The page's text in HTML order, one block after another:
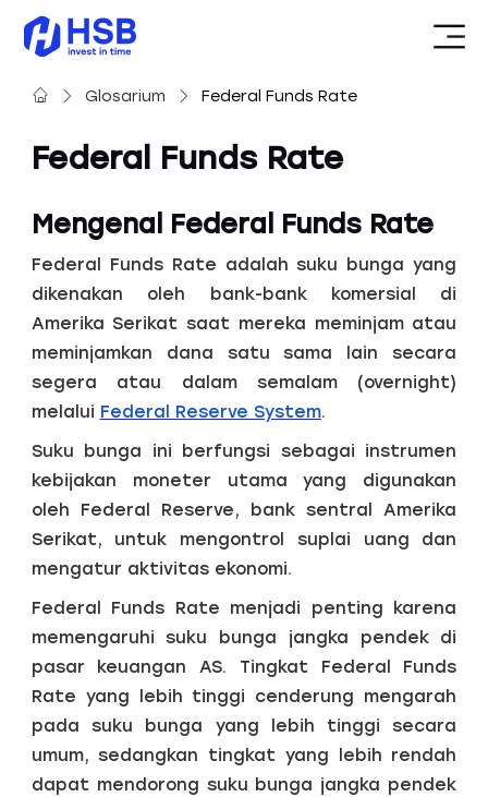
Glosarium Federal Funds Rate
Federal Funds Rate
Mengenal Federal Funds Rate
Federal Funds Rate adalah suku bunga yang
dikenakan oleh bank-bank komersial di
Amerika Serikat saat mereka meminjam atau
meminjamkan dana satu sama lain secara
segera atau dalam semalam (overnight)
melalui Federal Reserve System.
Suku bunga ini berfungsi sebagai instrumen
kebijakan moneter utama yang digunakan
oleh Federal Reserve, bank sentral Amerika
Serikat, untuk mengontrol suplai uang dan
mengatur aktivitas ekonomi.
Federal Funds Rate menjadi penting karena
memengaruhi suku bunga jangka pendek di
pasar keuangan AS. Tingkat Federal Funds
Rate yang lebih tinggi cenderung mengarah
pada suku bunga yang lebih tinggi secara
umum, sedangkan tingkat yang lebih rendah
dapat mendorong suku bunga jangka pendek